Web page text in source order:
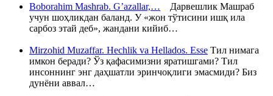
Boborahim Mashrab. G’azallar,… Дарвешлик Машраб
учун шоҳликдан баланд. У «жон тўтисини ишқ ила
сарбоз этай деб», жандани кийиб…
Mirzohid Muzaffar. Hechlik va Hellados. Esse Тил нимага
имкон беради? Ўз қафасимизни яратишгами? Тил
инсоннинг энг даҳшатли эринчоқлиги эмасмиди? Биз
дунёни аввал…